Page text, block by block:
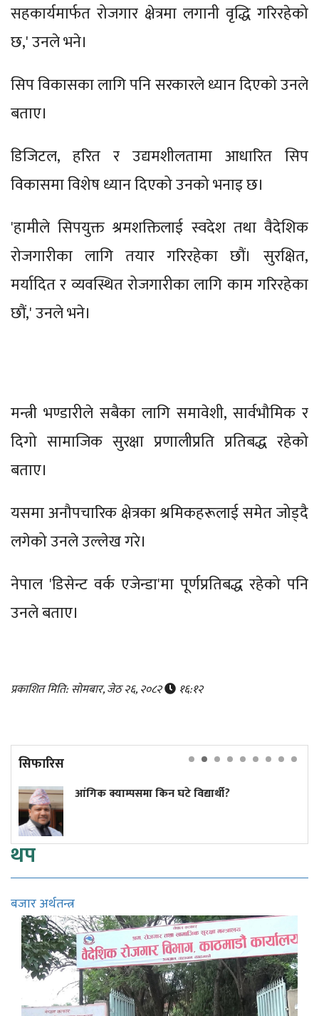
सहकार्यमार्फत रोजगार क्षेत्रमा लगानी वृद्धि गरिरहेको
छ,' उनले भने।
सिप विकासका लागि पनि सरकारले ध्यान दिएको उनले
बताए।
डिजिटल, हरित र उद्यमशीलतामा आधारित सिप
विकासमा विशेष ध्यान दिएको उनको भनाइ छ।
'हामीले सिपयुक्त श्रमशक्तिलाई स्वदेश तथा वैदेशिक
रोजगारीका लागि तयार गरिरहेका छौं। सुरक्षित,
मर्यादित र व्यवस्थित रोजगारीका लागि काम गरिरहेका
छौं,' उनले भने।
मन्त्री भण्डारीले सबैका लागि समावेशी, सार्वभौमिक र
दिगो सामाजिक सुरक्षा प्रणालीप्रति प्रतिबद्ध रहेको
बताए।
यसमा अनौपचारिक क्षेत्रका श्रमिकहरूलाई समेत जोड्दै
लगेको उनले उल्लेख गरे।
नेपाल 'डिसेन्ट वर्क एजेन्डा'मा पूर्णप्रतिबद्ध रहेको पनि
उनले बताए।
प्रकाशित मिति: सोमबार, जेठ २६, २०८२ १६:१२
सिफारिस
किन घटे विद्यार्थी?
थप
बजार अर्थतन्त्र